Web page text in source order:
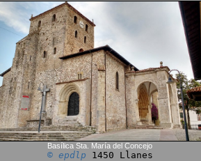
Basílica Sta. María del Concejo
© epdlp 1450 Llanes